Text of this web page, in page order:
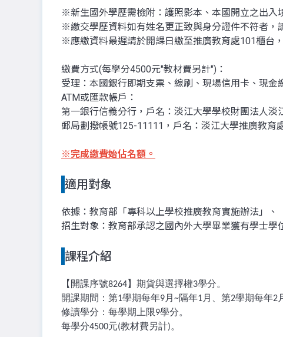
※新生國外學歷需檢附：護照影本、本國開立之出入
※繳交學歷資料如有姓名更正致與身分證件不符者，
※應繳資料最遲請於開課日繳至推廣教育處101櫃台
繳費方式(每學分4500元"教材費另計")：
受理：本國銀行即期支票、線刷、現場信用卡、現金
ATM或匯款帳戶：
第一銀行信義分行，戶名：淡江大學學校財團法人
郵局劃撥帳號125-11111，戶名：淡江大學推廣教育
※完成繳費始佔名額。
適用對象
依據：教育部「專科以上學校推廣教育實施辦法」、
招生對象：教育部承認之國內外大學畢業獲有學士
課程介紹
【開課序號8264】期貨與選擇權3學分。
開課期間：第1學期每年9月 ~隔年1月、第2學期每年2
修讀學分：每學期上限9學分。
每學分4500元(教材費另計)。